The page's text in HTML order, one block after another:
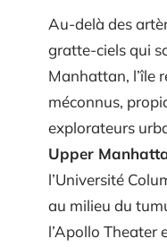
Au-delà des
gratte-ciels qui
Manhattan, l’île
méconnus,
explorateurs
Upper
l’Université
au milieu du
l’Apollo Theater